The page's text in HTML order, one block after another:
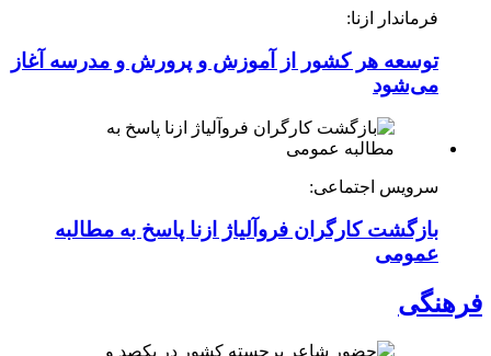
فرماندار ازنا:
توسعه هر کشور از آموزش و پرورش و مدرسه آغاز
می‌شود
سرویس اجتماعی:
بازگشت کارگران فروآلیاژ ازنا پاسخ به مطالبه
عمومی
فرهنگی